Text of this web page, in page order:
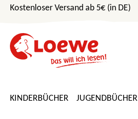
Hauptinhalt springen
Zur Suche springen
Zur Hauptnavigation springen
Kostenloser Versand ab 5€ (in DE)
KINDERBÜCHER JUGENDBÜCHER